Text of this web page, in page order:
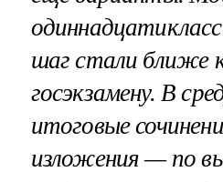
шаг стали ближе
госэкзамену. В
итоговые
изложения — по